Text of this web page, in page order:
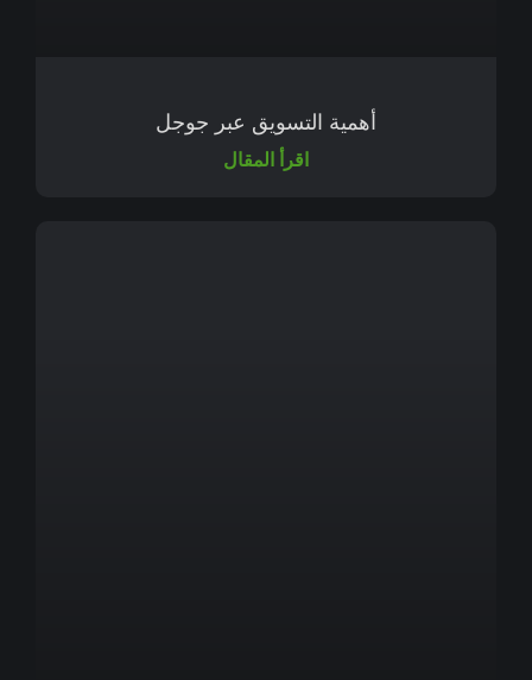
أهمية التسويق عبر جوجل
اقرأ المقال